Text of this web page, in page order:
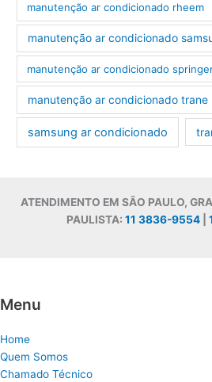
manutenção ar condicionado rheem
manutenção ar condicionado
manutenção ar condicionado
manutenção ar condicionado trane
samsung ar condicionado
ATENDIMENTO EM SÃO PAULO,
PAULISTA: 11 3836-9554
Menu
Home
Quem Somos
Chamado Técnico